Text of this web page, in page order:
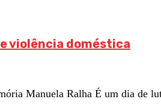
violência doméstica
Manuela Ralha É um dia de